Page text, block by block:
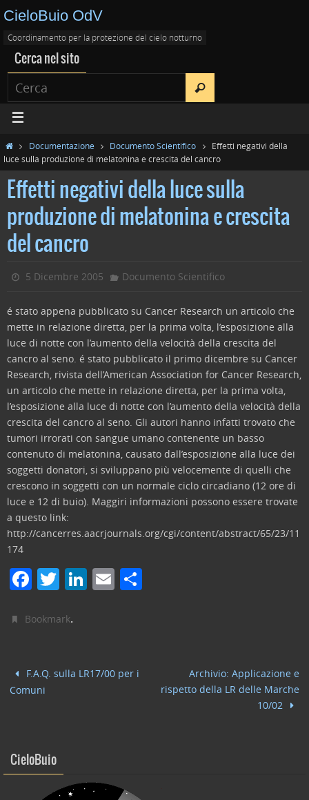
CieloBuio OdV
Coordinamento per la protezione del cielo notturno
Cerca nel sito
Documentazione Documento Scientifico
Effetti negativi della
luce sulla produzione di melatonina e crescita del cancro
Effetti negativi della luce sulla
produzione di melatonina e crescita
del cancro
5 Dicembre 2005 Documento Scientifico
é stato appena pubblicato su Cancer Research un articolo che
mette in relazione diretta, per la prima volta, l’esposizione alla
luce di notte con l’aumento della velocità della crescita del
cancro al seno. é stato pubblicato il primo dicembre su Cancer
Research, rivista dell’American Association for Cancer Research,
un articolo che mette in relazione diretta, per la prima volta,
l’esposizione alla luce di notte con l’aumento della velocità della
crescita del cancro al seno. Gli autori hanno infatti trovato che
tumori irrorati con sangue umano contenente un basso
contenuto di melatonina, causato dall’esposizione alla luce dei
soggetti donatori, si sviluppano più velocemente di quelli che
crescono in soggetti con un normale ciclo circadiano (12 ore di
luce e 12 di buio). Maggiri informazioni possono essere trovate
a questo link:
http://cancerres.aacrjournals.org/cgi/content/abstract/65/23/11
174
F
c
b
o
T
itt
Li
dI
E
Bookmark.
F.A.Q. sulla LR17/00 per i
Comuni
Archivio: Applicazione e
rispetto della LR delle Marche
10/02
CieloBuio